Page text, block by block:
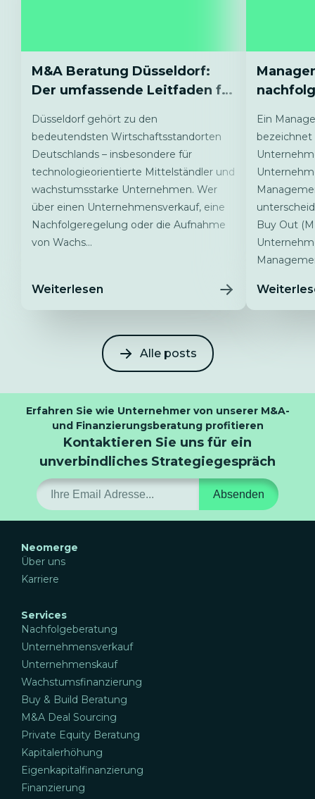
M&A Beratung Düsseldorf:
Der umfassende Leitfaden für
Unternehmensverkauf
Düsseldorf gehört zu den
bedeutendsten Wirtschaftsstandorten
Deutschlands – insbesondere für
technologieorientierte Mittelständler und
wachstumsstarke Unternehmen. Wer
über einen Unternehmensverkauf, eine
Nachfolgeregelung oder die Aufnahme
von Wachs...
Weiterlesen
Ein
bezeichnet
Buy Out
Alle posts
Erfahren Sie wie Unternehmer von unserer M&A-
und Finanzierungsberatung profitieren
Kontaktieren Sie uns für ein
unverbindliches Strategiegespräch
Absenden
Neomerge
Über uns
Karriere
Services
Nachfolgeberatung
Unternehmensverkauf
Unternehmenskauf
Wachstumsfinanzierung
Buy & Build Beratung
M&A Deal Sourcing
Private Equity Beratung
Kapitalerhöhung
Eigenkapitalfinanzierung
Finanzierung